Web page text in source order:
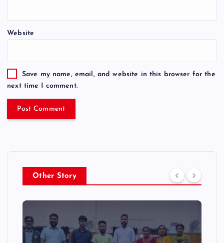
Website
Save my name, email, and website in this browser for the
next time I comment.
Other Story